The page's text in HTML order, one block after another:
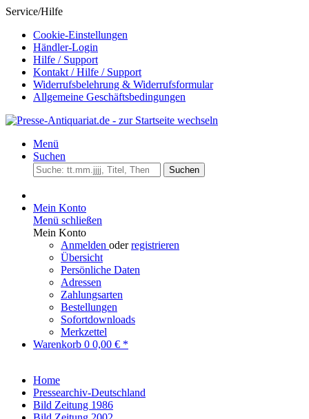
Service/Hilfe
Cookie-Einstellungen
Händler-Login
Hilfe / Support
Kontakt / Hilfe / Support
Widerrufsbelehrung & Widerrufsformular
Allgemeine Geschäftsbedingungen
Menü
Suchen
Suchen
Mein Konto
Menü schließen
Mein Konto
Anmelden oderregistrieren
Übersicht
Persönliche Daten
Adressen
Zahlungsarten
Bestellungen
Sofortdownloads
Merkzettel
Warenkorb 0 0,00 € *
Home
Pressearchiv-Deutschland
Bild Zeitung 1986